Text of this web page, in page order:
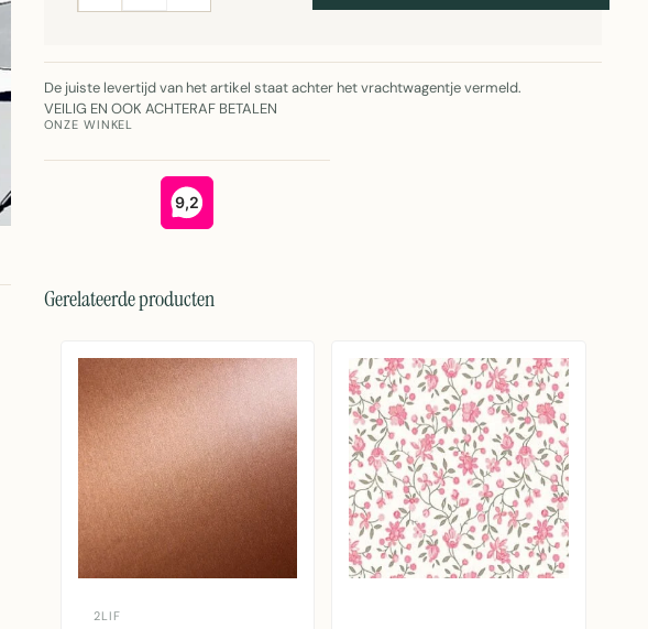
De juiste levertijd van het artikel staat achter het vrachtwagentje vermeld.
VEILIG EN OOK ACHTERAF BETALEN
ONZE WINKEL
Gerelateerde producten
2LIF